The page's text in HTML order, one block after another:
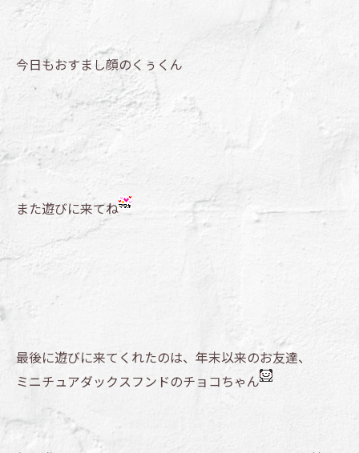
今日もおすまし顔のくぅくん
また遊びに来てね
最後に遊びに来てくれたのは、年末以来のお友達、
ミニチュアダックスフンドのチョコちゃん